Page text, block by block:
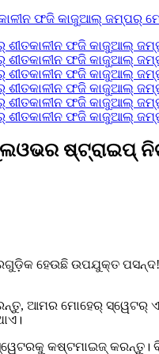
ଷ୍ଟ୍ରାଇପ୍
ହେଉଛି ଉପଯୁକ୍ତ
ଆମର ମୋହେର୍ ସ୍ୱେଟର୍
କଷ୍ଟମାଇଜ୍ କରନ୍ତୁ।